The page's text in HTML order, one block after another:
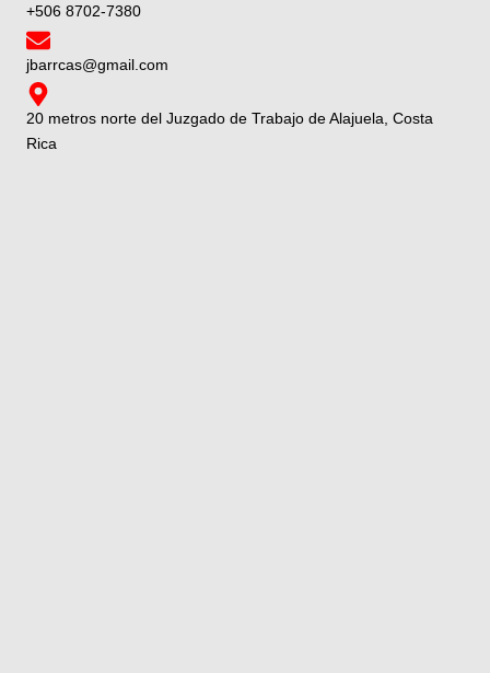
+506 8702-7380
jbarrcas@gmail.com
20 metros norte del Juzgado de Trabajo de Alajuela, Costa
Rica